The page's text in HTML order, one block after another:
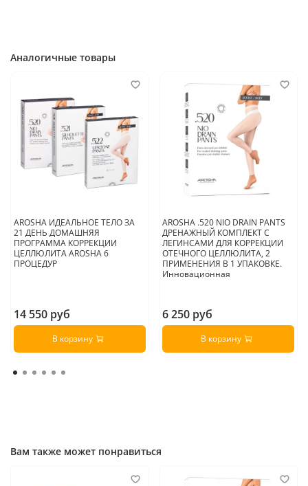
продукта до полного впитывания
После процедуры рекомендуется несколько часов не принимать
душ или ванну, чтобы активные ингредиенты оказали
максимальное воздействие..522 UP&TONE PANT
применяются 1-
2 раза в неделю вне зависимости от времени суток. Для
поддержания полученных результатов воспользуйтесь кремом
AROSHA NIO DRAINкак в утреннем, так и вечернем уходе.
Аналогичные товары
AROSHA ИДЕАЛЬНОЕ ТЕЛО ЗА
21 ДЕНЬ ДОМАШНЯЯ
ПРОГРАММА КОРРЕКЦИИ
ЦЕЛЛЮЛИТА AROSHA 6
ПРОЦЕДУР
14 550 руб
В корзину
AROSHA .520 NIO DRAIN PANTS
ДРЕНАЖНЫЙ КОМПЛЕКТ С
ЛЕГИНСАМИ ДЛЯ КОРРЕКЦИИ
ОТЕЧНОГО ЦЕЛЛЮЛИТА, 2
ПРИМЕНЕНИЯ В 1 УПАКОВКЕ.
Инновационная
6 250 руб
В корзину
Вам также может понравиться